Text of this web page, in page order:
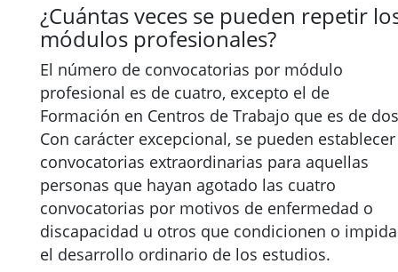
¿Cuántas veces se pueden repetir
módulos profesionales?
El número de convocatorias por módulo
profesional es de cuatro, excepto el de
Formación en Centros de Trabajo que es de
Con carácter excepcional, se pueden establecer
convocatorias extraordinarias para aquellas
personas que hayan agotado las cuatro
convocatorias por motivos de enfermedad o
discapacidad u otros que condicionen o
el desarrollo ordinario de los estudios.